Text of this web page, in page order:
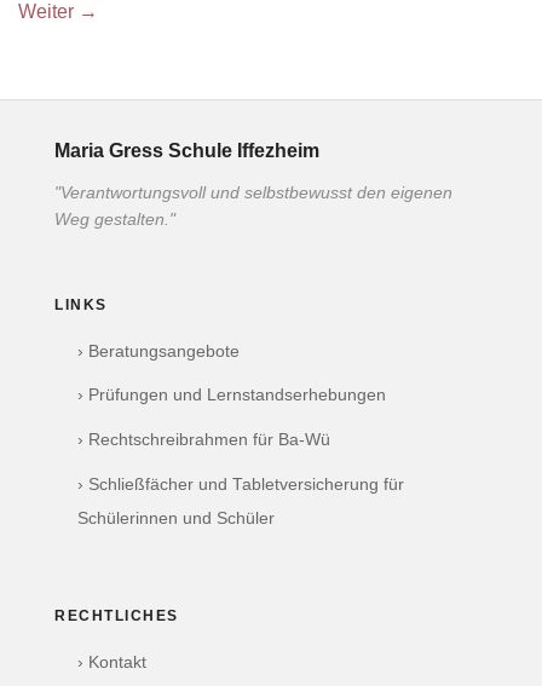
Weiter →
Maria Gress Schule Iffezheim
"Verantwortungsvoll und selbstbewusst den eigenen
Weg gestalten."
LINKS
› Beratungsangebote
› Prüfungen und Lernstandserhebungen
› Rechtschreibrahmen für Ba-Wü
› Schließfächer und Tabletversicherung für
Schülerinnen und Schüler
RECHTLICHES
› Kontakt